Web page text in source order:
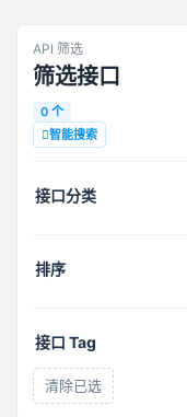
API 筛选
筛选接口
0 个
智能搜索
接口分类
排序
接口 Tag
清除已选